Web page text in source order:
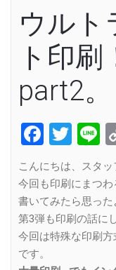
ウルト
ト印
part2。
こんにちは、スタッ
今回も印刷にまつわ
書いてみたら思った
第3弾も印刷の話に
今回は特殊な印刷
です。